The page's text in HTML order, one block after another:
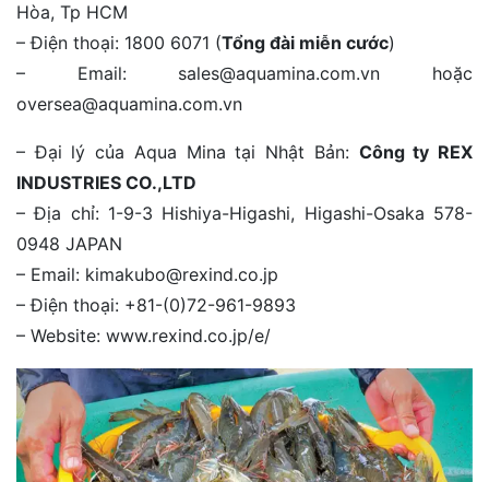
Hòa, Tp HCM
– Điện thoại: 1800 6071 (Tổng đài miễn cước)
– Email: sales@aquamina.com.vn hoặc
oversea@aquamina.com.vn
– Đại lý của Aqua Mina tại Nhật Bản: Công ty REX
INDUSTRIES CO.,LTD
– Địa chỉ: 1-9-3 Hishiya-Higashi, Higashi-Osaka 578-
0948 JAPAN
– Email: kimakubo@rexind.co.jp
– Điện thoại: +81-(0)72-961-9893
– Website: www.rexind.co.jp/e/